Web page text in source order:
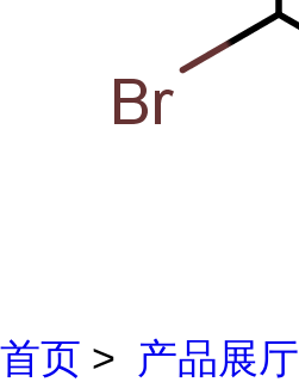
首页 > 产品展厅